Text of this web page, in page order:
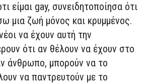
είμαι gay, συνειδητοποίησα ότι
μια ζωή μόνος και κρυμμένος.
να έχουν αυτή την
ότι αν θέλουν να έχουν στο
άνθρωπο, μπορούν να το
να παντρευτούν με το